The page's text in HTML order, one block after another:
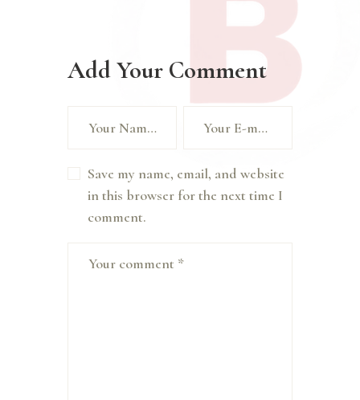
Add Your Comment
Save my name, email, and website
in this browser for the next time I
comment.